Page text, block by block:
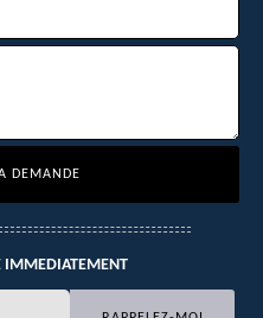
IMMEDIATEMENT